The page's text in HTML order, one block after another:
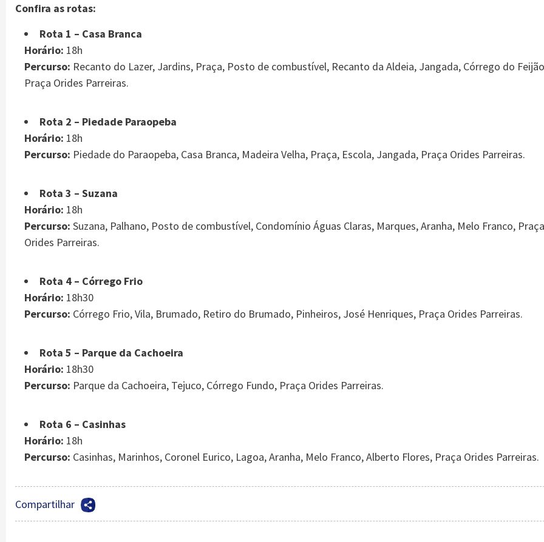
Confira as rotas:
Rota 1 – Casa Branca
Horário: 18h
Percurso: Recanto do Lazer, Jardins, Praça, Posto de combustível, Recanto da Aldeia, Jangada, Córrego do
Praça Orides Parreiras.
Rota 2 – Piedade Paraopeba
Horário: 18h
Percurso: Piedade do Paraopeba, Casa Branca, Madeira Velha, Praça, Escola, Jangada, Praça Orides Parreiras.
Rota 3 – Suzana
Horário: 18h
Percurso: Suzana, Palhano, Posto de combustível, Condomínio Águas Claras, Marques, Aranha, Melo Franco, Praça
Orides Parreiras.
Rota 4 – Córrego Frio
Horário: 18h30
Percurso: Córrego Frio, Vila, Brumado, Retiro do Brumado, Pinheiros, José Henriques, Praça Orides Parreiras.
Rota 5 – Parque da Cachoeira
Horário: 18h30
Percurso: Parque da Cachoeira, Tejuco, Córrego Fundo, Praça Orides Parreiras.
Rota 6 – Casinhas
Horário: 18h
Percurso: Casinhas, Marinhos, Coronel Eurico, Lagoa, Aranha, Melo Franco, Alberto Flores, Praça Orides Parreiras.
Compartilhar